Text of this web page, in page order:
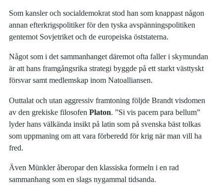
Som kansler och socialdemokrat stod han som knappast någon
annan efterkrigspolitiker för den tyska avspänningspolitiken
gentemot Sovjetriket och de europeiska öststaterna.
Något som i det sammanhanget däremot ofta faller i skymundan
är att hans framgångsrika strategi byggde på ett starkt västtyskt
försvar samt medlemskap inom Natoalliansen.
Outtalat och utan aggressiv framtoning följde Brandt visdomen
av den grekiske filosofen Platon. ”Si vis pacem para bellum”
lyder hans välkända insikt på latin som på svenska bäst tolkas
som uppmaning om att vara förberedd för krig när man vill ha
fred.
Även Münkler åberopar den klassiska formeln i en rad
sammanhang som en slags nygammal tidsanda.